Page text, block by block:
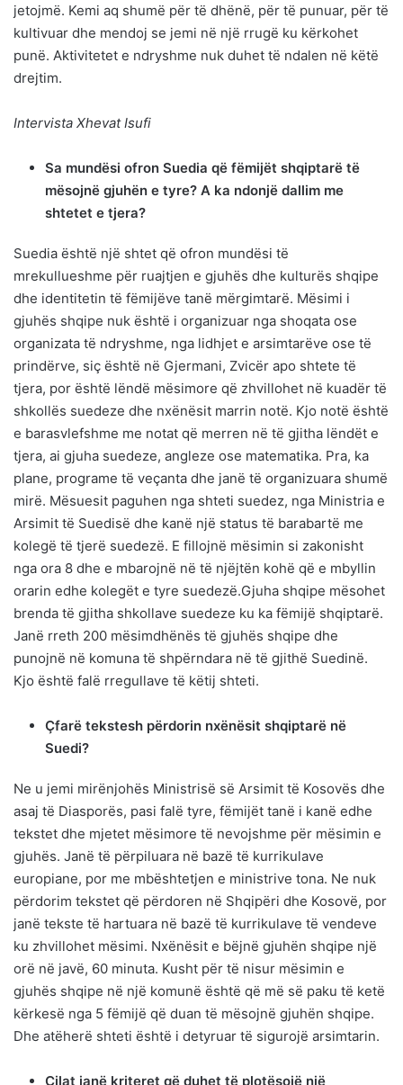
jetojmë. Kemi aq shumë për të dhënë, për të punuar, për të
kultivuar dhe mendoj se jemi në një rrugë ku kërkohet
punë. Aktivitetet e ndryshme nuk duhet të ndalen në këtë
drejtim.
Intervista Xhevat Isufi
Sa mundësi ofron Suedia që fëmijët shqiptarë të
mësojnë gjuhën e tyre? A ka ndonjë dallim me
shtetet e tjera?
Suedia është një shtet që ofron mundësi të
mrekullueshme për ruajtjen e gjuhës dhe kulturës shqipe
dhe identitetin të fëmijëve tanë mërgimtarë. Mësimi i
gjuhës shqipe nuk është i organizuar nga shoqata ose
organizata të ndryshme, nga lidhjet e arsimtarëve ose të
prindërve, siç është në Gjermani, Zvicër apo shtete të
tjera, por është lëndë mësimore që zhvillohet në kuadër të
shkollës suedeze dhe nxënësit marrin notë. Kjo notë është
e barasvlefshme me notat që merren në të gjitha lëndët e
tjera, ai gjuha suedeze, angleze ose matematika. Pra, ka
plane, programe të veçanta dhe janë të organizuara shumë
mirë. Mësuesit paguhen nga shteti suedez, nga Ministria e
Arsimit të Suedisë dhe kanë një status të barabartë me
kolegë të tjerë suedezë. E fillojnë mësimin si zakonisht
nga ora 8 dhe e mbarojnë në të njëjtën kohë që e mbyllin
orarin edhe kolegët e tyre suedezë.Gjuha shqipe mësohet
brenda të gjitha shkollave suedeze ku ka fëmijë shqiptarë.
Janë rreth 200 mësimdhënës të gjuhës shqipe dhe
punojnë në komuna të shpërndara në të gjithë Suedinë.
Kjo është falë rregullave të këtij shteti.
Çfarë tekstesh përdorin nxënësit shqiptarë në
Suedi?
Ne u jemi mirënjohës Ministrisë së Arsimit të Kosovës dhe
asaj të Diasporës, pasi falë tyre, fëmijët tanë i kanë edhe
tekstet dhe mjetet mësimore të nevojshme për mësimin e
gjuhës. Janë të përpiluara në bazë të kurrikulave
europiane, por me mbështetjen e ministrive tona. Ne nuk
përdorim tekstet që përdoren në Shqipëri dhe Kosovë, por
janë tekste të hartuara në bazë të kurrikulave të vendeve
ku zhvillohet mësimi. Nxënësit e bëjnë gjuhën shqipe një
orë në javë, 60 minuta. Kusht për të nisur mësimin e
gjuhës shqipe në një komunë është që më së paku të ketë
kërkesë nga 5 fëmijë që duan të mësojnë gjuhën shqipe.
Dhe atëherë shteti është i detyruar të sigurojë arsimtarin.
Cilat janë kriteret që duhet të plotësojë një